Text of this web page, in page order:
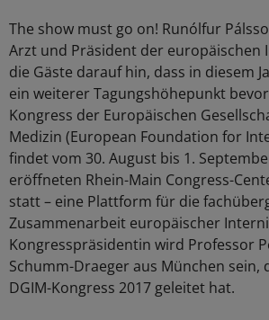
The show must go on! Runólfur
Arzt und Präsident der europäischen
die Gäste darauf hin, dass in diesem
ein weiterer Tagungshöhepunkt
Kongress der Europäischen
Medizin (European Foundation for
findet vom 30. August bis 1.
eröffneten Rhein-Main Congress-
statt – eine Plattform für die
Zusammenarbeit europäischer
Kongresspräsidentin wird Professor
Schumm-Draeger aus München sein,
DGIM-Kongress 2017 geleitet hat.